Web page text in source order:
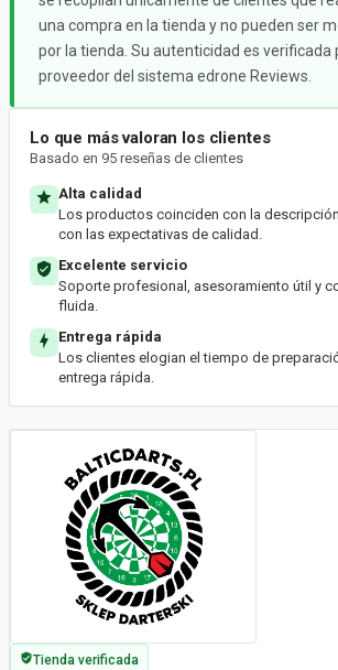
una compra en la tienda y no pueden ser
por la tienda. Su autenticidad es verificada
proveedor del sistema edrone Reviews.
Lo que más valoran los clientes
Basado en 95 reseñas de clientes
Alta calidad
Los productos coinciden con la
con las expectativas de calidad.
Excelente servicio
Soporte profesional, asesoramiento útil y
fluida.
Entrega rápida
Los clientes elogian el tiempo de
entrega rápida.
Tienda verificada